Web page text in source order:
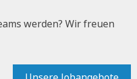
werden? Wir freuen